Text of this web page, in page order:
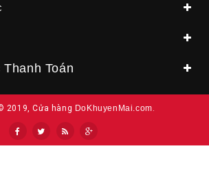
Toán
2019, Cửa hàng DoKhuyenMai.com